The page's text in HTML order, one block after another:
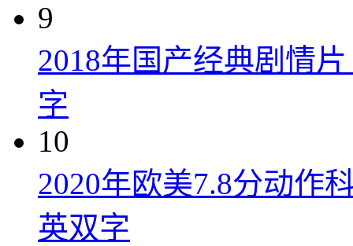
9
2018年国产经典剧情
字
10
2020年欧美7.8分动作
英双字